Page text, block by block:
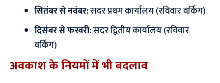
सितंबर से नवंबर:सदर प्रथम कार्यालय (रविवार वर्किंग)
दिसंबर से फरवरी:सदर द्वितीय कार्यालय (रविवार
वर्किंग)
अवकाश के नियमों में भी बदलाव